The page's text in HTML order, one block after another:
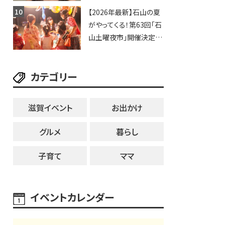
ソングライターによるライ
ブなど。【和邇ふれあい夏
祭り】
【2026年最新】石山の夏
がやってくる！第63回「石
山土曜夜市」開催決定！
カテゴリー
滋賀イベント
お出かけ
グルメ
暮らし
子育て
ママ
イベントカレンダー